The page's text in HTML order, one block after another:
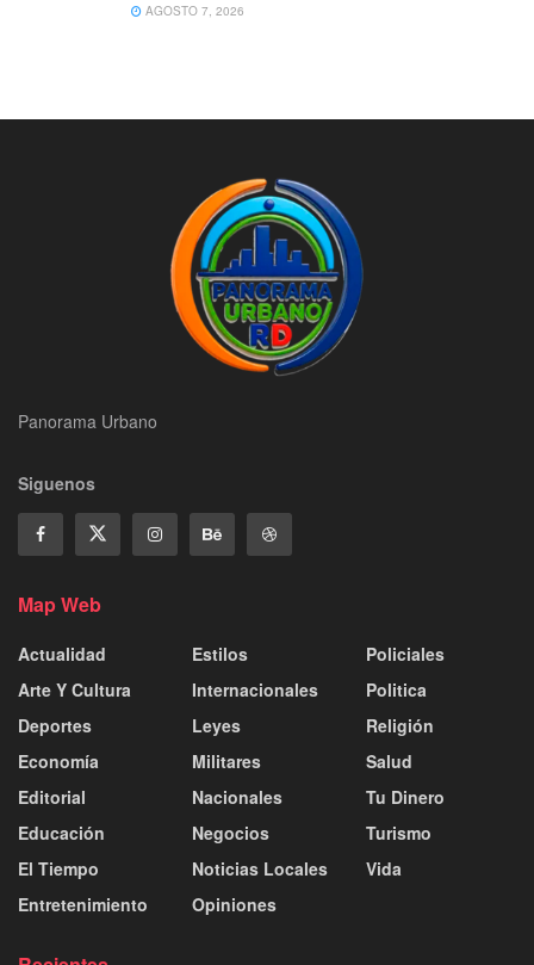
AGOSTO 7, 2026
Panorama Urbano
Siguenos
Map Web
Actualidad
Arte Y Cultura
Deportes
Economía
Editorial
Educación
El Tiempo
Entretenimiento
Estilos
Internacionales
Leyes
Militares
Nacionales
Negocios
Noticias Locales
Opiniones
Policiales
Politica
Religión
Salud
Tu Dinero
Turismo
Vida